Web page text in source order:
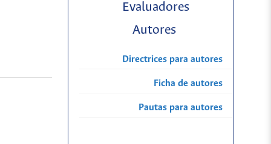
Evaluadores
Autores
Directrices para autores
Ficha de autores
Pautas para autores